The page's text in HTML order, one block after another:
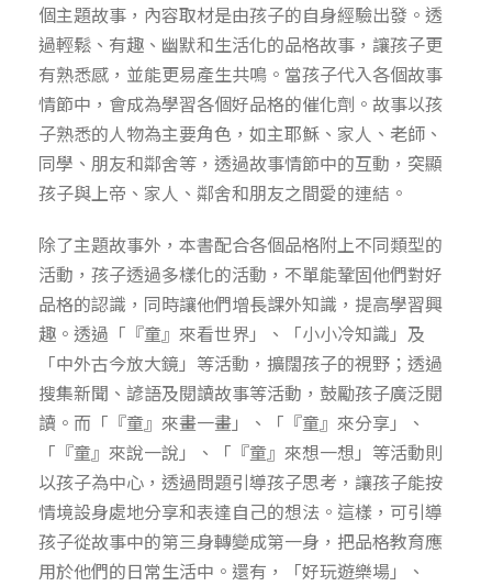
個主題故事，內容取材是由孩子的自身經驗出發。透
過輕鬆、有趣、幽默和生活化的品格故事，讓孩子更
有熟悉感，並能更易產生共鳴。當孩子代入各個故事
情節中，會成為學習各個好品格的催化劑。故事以孩
子熟悉的人物為主要角色，如主耶穌、家人、老師、
同學、朋友和鄰舍等，透過故事情節中的互動，突顯
孩子與上帝、家人、鄰舍和朋友之間愛的連結。
除了主題故事外，本書配合各個品格附上不同類型的
活動，孩子透過多樣化的活動，不單能鞏固他們對好
品格的認識，同時讓他們增長課外知識，提高學習興
趣。透過「『童』來看世界」、「小小冷知識」及
「中外古今放大鏡」等活動，擴闊孩子的視野；透過
搜集新聞、諺語及閱讀故事等活動，鼓勵孩子廣泛閱
讀。而「『童』來畫一畫」、「『童』來分享」、
「『童』來說一說」、「『童』來想一想」等活動則
以孩子為中心，透過問題引導孩子思考，讓孩子能按
情境設身處地分享和表達自己的想法。這樣，可引導
孩子從故事中的第三身轉變成第一身，把品格教育應
用於他們的日常生活中。還有，「好玩遊樂場」、